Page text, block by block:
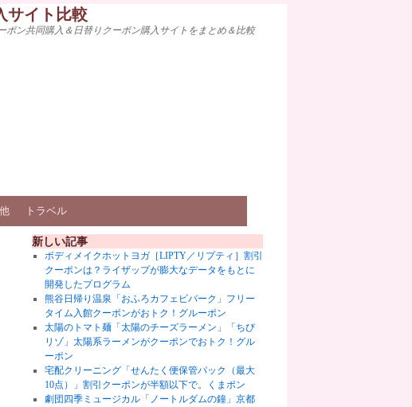
サイト比較
ン共同購入＆日替りクーポン購入サイトをまとめ＆比較
トラベル
新しい記事
ボディメイクホットヨガ［LIPTY／リプティ］割引
クーポンは？ライザップが膨大なデータをもとに
開発したプログラム
熊谷日帰り温泉「おふろカフェビバーク」フリー
タイム入館クーポンがおトク！グルーポン
太陽のトマト麺「太陽のチーズラーメン」「ちび
リゾ」太陽系ラーメンがクーポンでおトク！グル
ーポン
宅配クリーニング「せんたく便保管パック（最大
10点）」割引クーポンが半額以下で。くまポン
劇団四季ミュージカル「ノートルダムの鐘」京都